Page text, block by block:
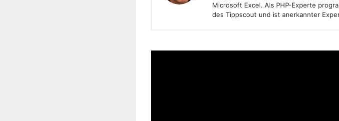
Microsoft Excel. Als PHP-Experte
des Tippscout und ist anerkannter